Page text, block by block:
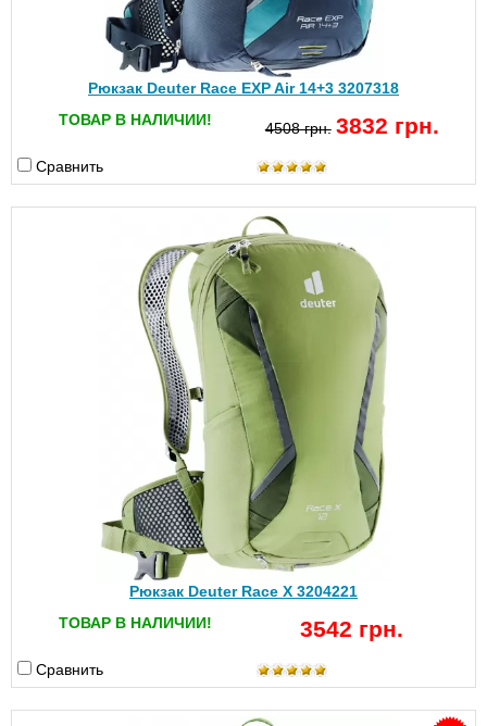
Рюкзак Deuter Race EXP Air 14+3 3207318
ТОВАР В НАЛИЧИИ!
4508 грн. 3832 грн.
Сравнить
Рюкзак Deuter Race X 3204221
ТОВАР В НАЛИЧИИ!
3542 грн.
Сравнить